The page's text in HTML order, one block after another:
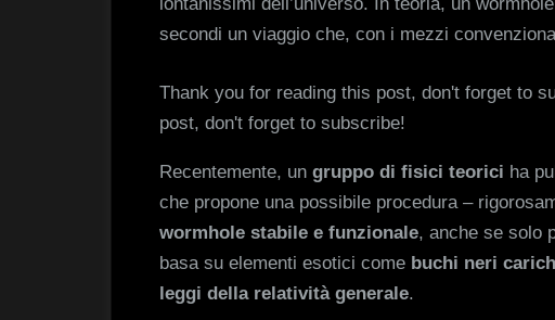
lontanissimi dell’universo. In teoria, un
secondi un viaggio che, con i mezzi
Thank you for reading this post, don't forget to
post, don't forget to subscribe!
Recentemente, un gruppo di fisici teorici ha
che propone una possibile procedura –
wormhole stabile e funzionale, anche se solo
basa su elementi esotici come buchi neri
leggi della relatività generale.